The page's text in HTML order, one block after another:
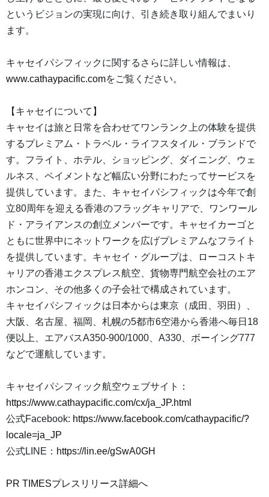
というビジョンの実現に向け、引き続き取り組んでまいり
ます。
キャセイパシフィックに関するさらに詳しい情報は、
www.cathaypacific.comをご覧ください。
【キャセイについて】
キャセイは旅と日常を合わせてワンランク上の体験を提供
するプレミアム・トラベル・ライフスタイル・ブランドで
す。フライト、ホテル、ショッピング、ダイニング、ウェ
ルネス、ペイメントなど幅広い分野にわたってサービスを
提供しています。また、キャセイパシフィックは今年で創
立80周年を迎える香港のフラッグキャリアで、ワンワール
ド・アライアンスの創立メンバーです。キャセイカーゴと
ともに世界中にネットワークを広げプレミアムなフライト
を提供しています。キャセイ・グループは、ローコストキ
ャリアの香港エクスプレス航空、貨物専門航空会社のエア
ホンコン、その他多くの子会社で構成されています。
キャセイパシフィックは日本からは東京（成田、羽田）、
大阪、名古屋、福岡、札幌の5都市6空港から香港へ毎日18
便以上、エアバスA350-900/1000、A330、ボーイング777
などで運航しています。
キャセイパシフィック航空ウェブサイト：
https://www.cathaypacific.com/cx/ja_JP.html
公式Facebook: https://www.facebook.com/cathaypacific/?
locale=ja_JP
公式LINE： https://lin.ee/gSwA0GH
PR TIMESプレスリリース詳細へ